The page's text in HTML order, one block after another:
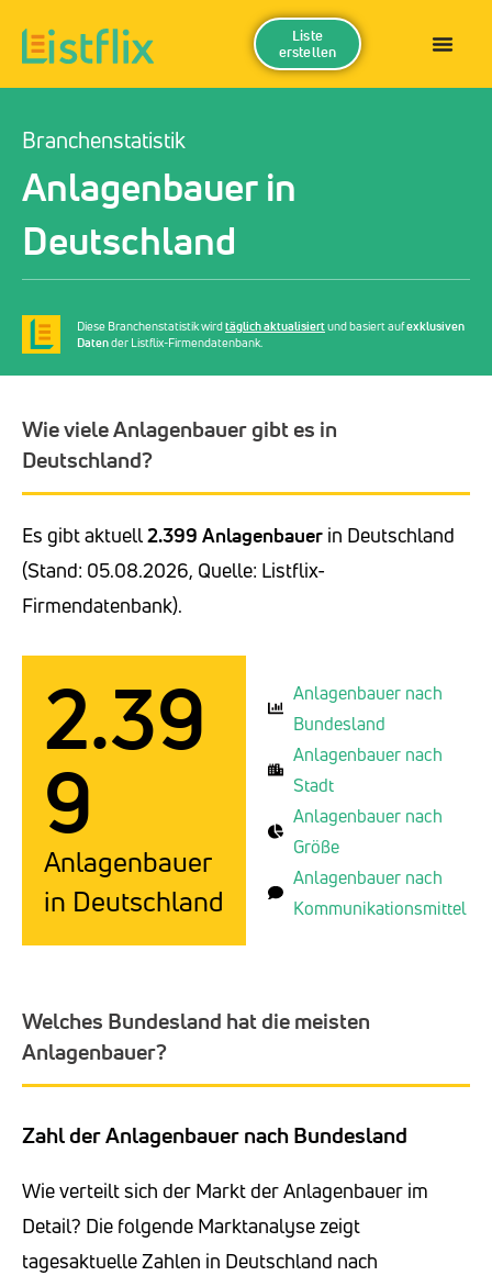
Liste
erstellen
Branchenstatistik
Anlagenbauer in
Deutschland
Diese Branchenstatistik wirdtäglich aktualisiertund basiert aufexklusiven
Datender Listflix-Firmendatenbank.
Wie viele Anlagenbauer gibt es in
Deutschland?
Es gibt aktuell2.399 Anlagenbauer in Deutschland
(Stand: 05.08.2026, Quelle: Listflix-
Firmendatenbank).
2.39
9
Anlagenbauer
in Deutschland
Anlagenbauer nach
Bundesland
Anlagenbauer nach
Stadt
Anlagenbauer nach
Größe
Anlagenbauer nach
Kommunikationsmittel
Welches Bundesland hat die meisten
Anlagenbauer?
Zahl der Anlagenbauer nach Bundesland
Wie verteilt sich der Markt der Anlagenbauer im
Detail? Die folgende Marktanalyse zeigt
tagesaktuelle Zahlen in Deutschland nach